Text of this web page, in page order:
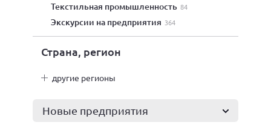
текстильная промышленность 84
экскурсии на предприятия 364
Страна, регион
другие регионы
Новые предприятия